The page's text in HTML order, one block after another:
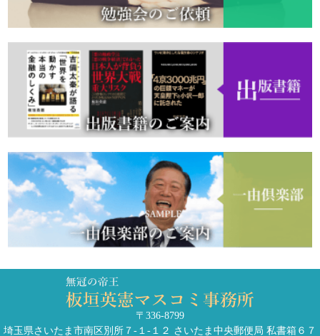
〒336-8799
埼玉県さいたま市南区別所７-１-１２ さいたま中央郵便局 私書箱６７